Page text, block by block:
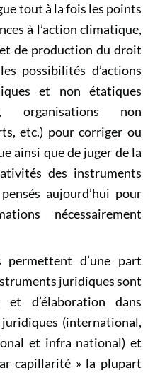
tout à la fois les points
à l’action climatique,
de production du droit
possibilités d’actions
et non étatiques
organisations non
etc.) pour corriger ou
ainsi que de juger de la
des instruments
aujourd’hui pour
nécessairement
permettent d’une part
juridiques sont
d’élaboration dans
juridiques (international,
et infra national) et
capillarité » la plupart